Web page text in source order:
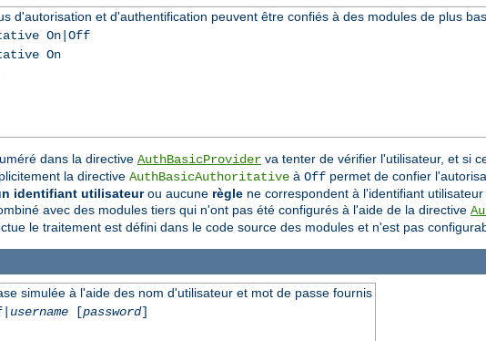
d'autorisation et d'authentification peuvent être confiés à des modules de plus
On|Off
On
dans la directive AuthBasicProvider va tenter de vérifier l'utilisateur, et si
la directive AuthBasicAuthoritative à Off permet de confier
identifiant utilisateurou aucune règle ne correspondent à l'identifiant
avec des modules tiers qui n'ont pas été configurés à l'aide de la directive
le traitement est défini dans le code source des modules et n'est pas
simulée à l'aide des nom d'utilisateur et mot de passe fournis
username[password]